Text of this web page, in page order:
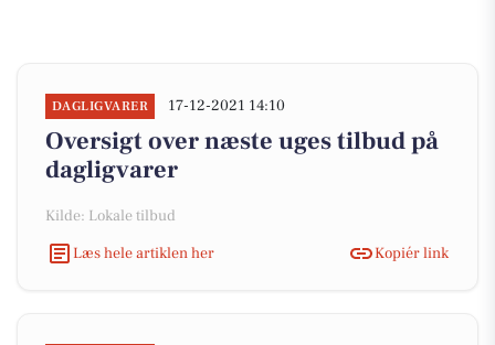
DAGLIGVARER 17-12-2021 14:10
Oversigt over næste uges tilbud på
dagligvarer
Kilde: Lokale tilbud
Læs hele artiklen her
Kopiér link